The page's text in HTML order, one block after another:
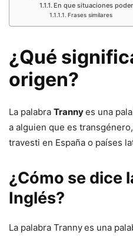
En que situaciones
Frases similares
¿Qué
origen?
La palabra Trannyes una
a alguien que es
travesti en España o países
¿Cómo se dice
Inglés?
La palabra Trannyes una